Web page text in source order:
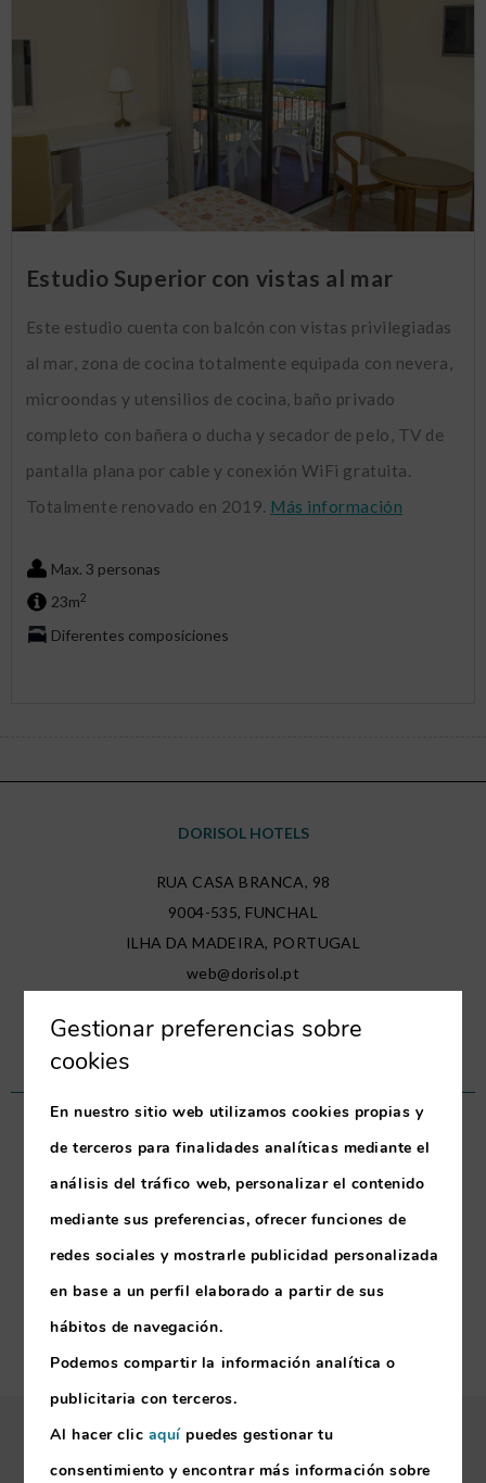
Estudio Superior con vistas al mar
Este estudio cuenta con balcón con vistas privilegiadas
al mar, zona de cocina totalmente equipada con nevera,
microondas y utensilios de cocina, baño privado
completo con bañera o ducha y secador de pelo, TV de
pantalla plana por cable y conexión WiFi gratuita.
Totalmente renovado en 2019. Más información
Max. 3 personas
23m2
Diferentes composiciones
DORISOL HOTELS
RUA CASA BRANCA, 98
9004-535, FUNCHAL
ILHA DA MADEIRA, PORTUGAL
web@dorisol.pt
*Llamada a la red fija nacional
NUESTROS HOTELES
Mimosa Studio Hotel
Buganvilia Studio Hotel
Florasol Residence Hotel
Mi reserva
Gestionar preferencias sobre
cookies
En nuestro sitio web utilizamos cookies propias y
de terceros para finalidades analíticas mediante el
análisis del tráfico web, personalizar el contenido
mediante sus preferencias, ofrecer funciones de
redes sociales y mostrarle publicidad personalizada
en base a un perfil elaborado a partir de sus
hábitos de navegación.
Podemos compartir la información analítica o
publicitaria con terceros.
Al hacer clic aquípuedes gestionar tu
consentimiento y encontrar más información sobre